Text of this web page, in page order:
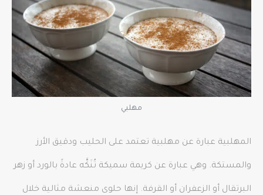
مهلبي
المهلبية عبارة عن مهلبية تعتمد على الحليب ودقيق الأرز
والمستكة. وهي عبارة عن كريمة سميكة تُنَكَّه عادةً بالورد أو زهر
البرتقال أو الزعفران أو القرفة. إنها حلوى منعشة مثالية خلال